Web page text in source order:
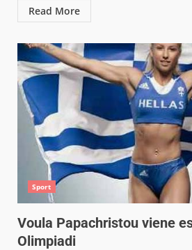
Read More
Sport
Voula Papachristou viene
Olimpiadi